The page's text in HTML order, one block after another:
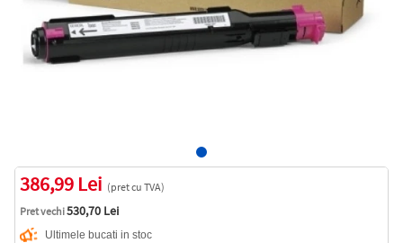
386,99 Lei (pret cu TVA)
Pret vechi530,70 Lei
Ultimele bucati in stoc